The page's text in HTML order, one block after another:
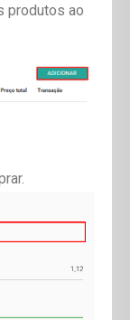
produtos ao